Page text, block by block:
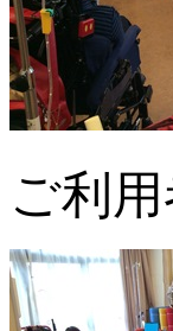
ご利